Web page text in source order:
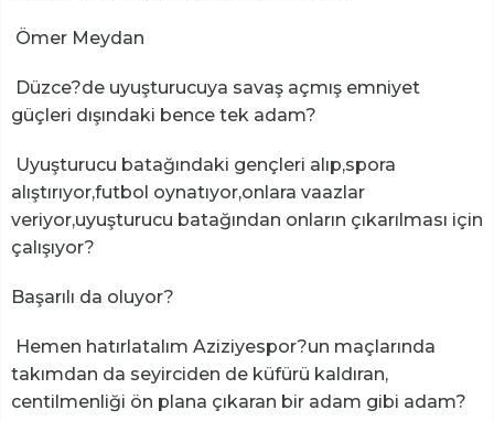
Ömer Meydan
Düzce?de uyuşturucuya savaş açmış emniyet
güçleri dışındaki bence tek adam?
Uyuşturucu batağındaki gençleri alıp,spora
alıştırıyor,futbol oynatıyor,onlara vaazlar
veriyor,uyuşturucu batağından onların çıkarılması için
çalışıyor?
Başarılı da oluyor?
Hemen hatırlatalım Aziziyespor?un maçlarında
takımdan da seyirciden de küfürü kaldıran,
centilmenliği ön plana çıkaran bir adam gibi adam?